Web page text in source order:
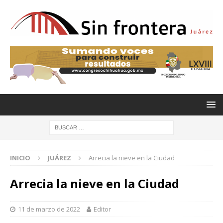
INICIO JUÁREZ Arrecia la nieve en la Ciudad
Arrecia la nieve en la Ciudad
11 de marzo de 2022 Editor